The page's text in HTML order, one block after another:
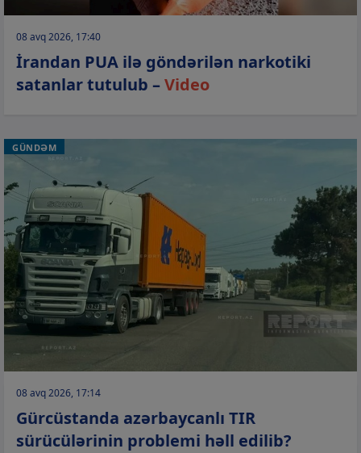
08 avq 2026, 17:40
İrandan PUA ilə göndərilən narkotiki
satanlar tutulub –Video
GÜNDƏM
08 avq 2026, 17:14
Gürcüstanda azərbaycanlı TIR
sürücülərinin problemi həll edilib?